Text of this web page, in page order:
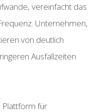
vereinfacht das
Unternehmen,
von deutlich
Ausfallzeiten
Plattform für